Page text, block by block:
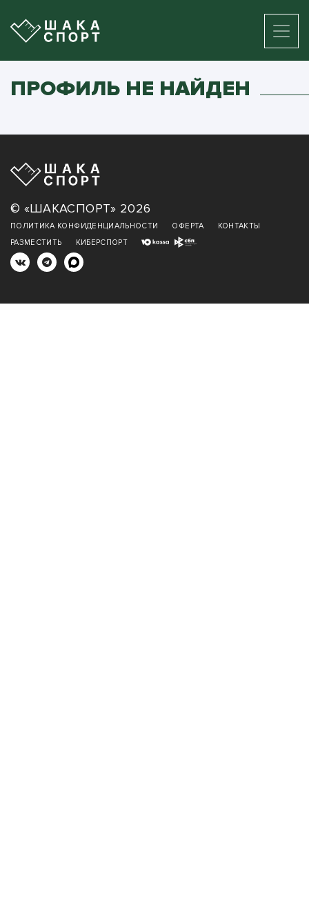
ПРОФИЛЬ НЕ НАЙДЕН
© «ШАКАСПОРТ» 2026
ПОЛИТИКА КОНФИДЕНЦИАЛЬНОСТИ ОФЕРТА
КОНТАКТЫ
РАЗМЕСТИТЬ
КИБЕРСПОРТ